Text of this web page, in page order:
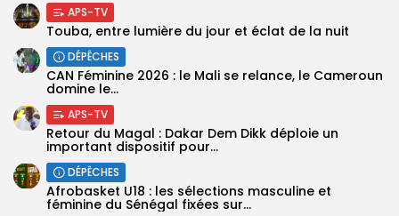
APS-TV
Touba, entre lumière du jour et éclat de la nuit
DÉPÊCHES
‎CAN Féminine 2026 : le Mali se relance, le Cameroun
domine le...
APS-TV
Retour du Magal : Dakar Dem Dikk déploie un
important dispositif pour...
DÉPÊCHES
‎Afrobasket U18 : les sélections masculine et
féminine du Sénégal fixées sur...